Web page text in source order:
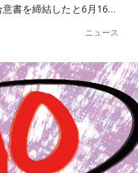
書を締結したと6月16…
ニュース